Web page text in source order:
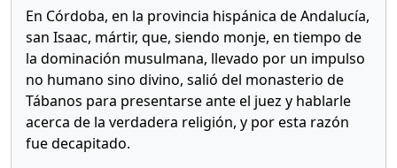
En Córdoba, en la provincia hispánica de Andalucía,
san Isaac, mártir, que, siendo monje, en tiempo de
la dominación musulmana, llevado por un impulso
no humano sino divino, salió del monasterio de
Tábanos para presentarse ante el juez y hablarle
acerca de la verdadera religión, y por esta razón
fue decapitado.